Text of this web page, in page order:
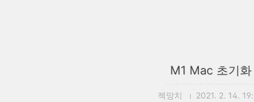
M1 Mac 초기화
젝망치 2021. 2. 14.